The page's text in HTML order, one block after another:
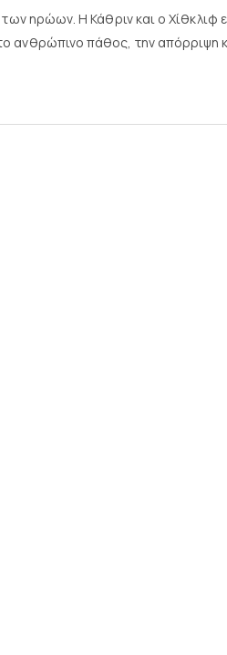
ηρώων. Η Κάθριν και ο Χίθκλιφ
ανθρώπινο πάθος, την απόρριψη